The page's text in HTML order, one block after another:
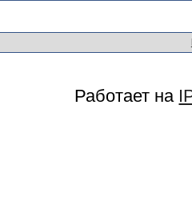
Работает на